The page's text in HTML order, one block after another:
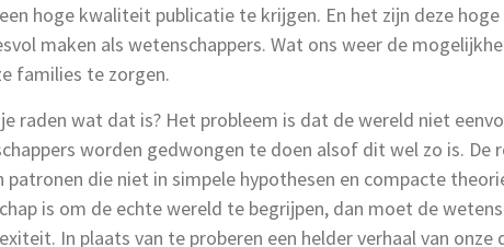
hoge kwaliteit publicatie te krijgen. En het zijn deze hoge
maken als wetenschappers. Wat ons weer de
families te zorgen.
raden wat dat is? Het probleem is dat de wereld niet
worden gedwongen te doen alsof dit wel zo is. De
patronen die niet in simpele hypothesen en compacte
is om de echte wereld te begrijpen, dan moet de
In plaats van te proberen een helder verhaal van onze